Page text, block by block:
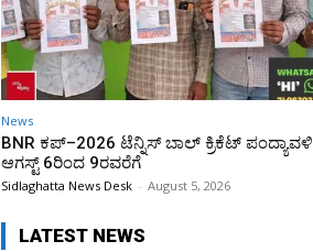
News
BNR ಕಪ್–2026 ಟೆನ್ನಿಸ್ ಬಾಲ್ ಕ್ರಿಕೆಟ್ ಪಂದ್ಯಾವಳಿ
ಆಗಸ್ಟ್ 6ರಿಂದ 9ರವರೆಗೆ
Sidlaghatta News Desk - August 5, 2026
LATEST NEWS